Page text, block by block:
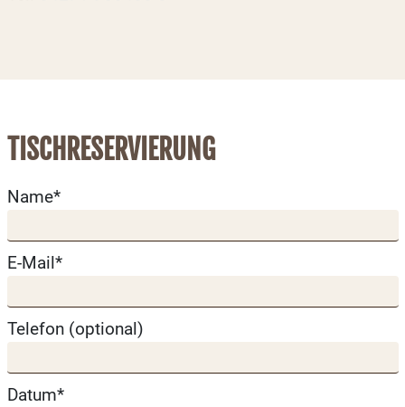
TISCHRESERVIERUNG
Name*
E-Mail*
Telefon (optional)
Datum*